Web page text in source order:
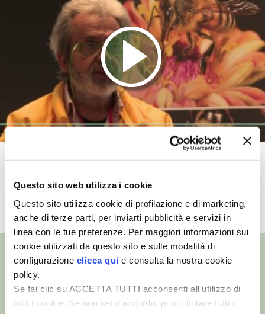
Questo sito web utilizza i cookie
Questo sito utilizza cookie di profilazione e di marketing,
anche di terze parti, per inviarti pubblicità e servizi in
linea con le tue preferenze. Per maggiori informazioni sui
cookie utilizzati da questo sito e sulle modalità di
configurazione clicca qui e consulta la nostra cookie
policy.
Se fai clic su ACCETTA TUTTI acconsenti all’utilizzo di
tutti i cookie. Se non sei d’accordo, puoi rifiutare tutti i
COLTIVARE L’OLIVO
CORMIK
VIGNETO BIO
PENSA ALTERNATIVO
GARDENA
VERONESI
RIMANI A CONTATTO CON LA NATURA
CRESCERE INSIEME
ARCHMAN
VITA IN CAMPAGNA LA FIERA
NATURALMENTE
L’apicoltura familiare secondo
Alessandro Pistoia
TUTTI I VIDEO
Edizioni L’Informatore Agrario S.r.l.